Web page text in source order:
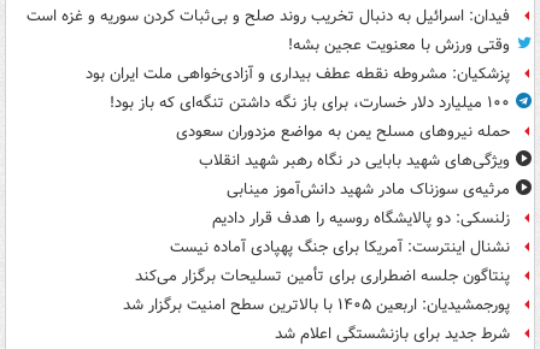
فیدان: اسرائیل به دنبال تخریب روند صلح و بی‌ثبات کردن سوریه و غزه است
وقتی ورزش با معنویت عجین بشه!
پزشکیان: مشروطه نقطه عطف بیداری و آزادی‌خواهی ملت ایران بود
۱۰۰ میلیارد دلار خسارت، برای باز نگه داشتن تنگه‌ای که باز بود!
حمله نیروهای مسلح یمن به مواضع مزدوران سعودی
ویژگی‌های شهید بابایی در نگاه رهبر شهید انقلاب
مرثیه‌ی سوزناک مادر شهید دانش‌آموز مینابی
زلنسکی: دو پالایشگاه روسیه را هدف قرار دادیم
نشنال اینترست: آمریکا برای جنگ پهپادی آماده نیست
پنتاگون جلسه اضطراری برای تأمین تسلیحات برگزار می‌کند
پورجمشیدیان: اربعین ۱۴۰۵ با بالاترین سطح امنیت برگزار شد
شرط جدید برای بازنشستگی اعلام شد